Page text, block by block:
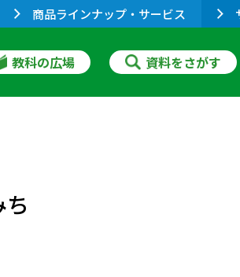
商品ラインナップ・サービス
教科の広場 資料をさがす